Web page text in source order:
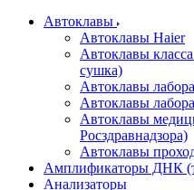
Автоклавы
Автоклавы Haier
Автоклавы
сушка)
Автоклавы
Автоклавы
Автоклавы
Росздравнадзора)
Автоклавы
Амплификаторы ДНК
Анализаторы